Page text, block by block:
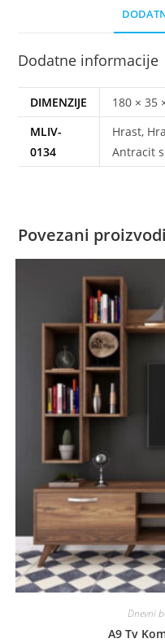
Dodatne informacije
DIMENZIJE
180 × 35
MLIV-
0134
Hrast,
Antracit
Povezani proizvodi
Dnevni
A9 Tv